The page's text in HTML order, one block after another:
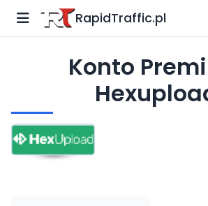
RapidTraffic.pl
Konto